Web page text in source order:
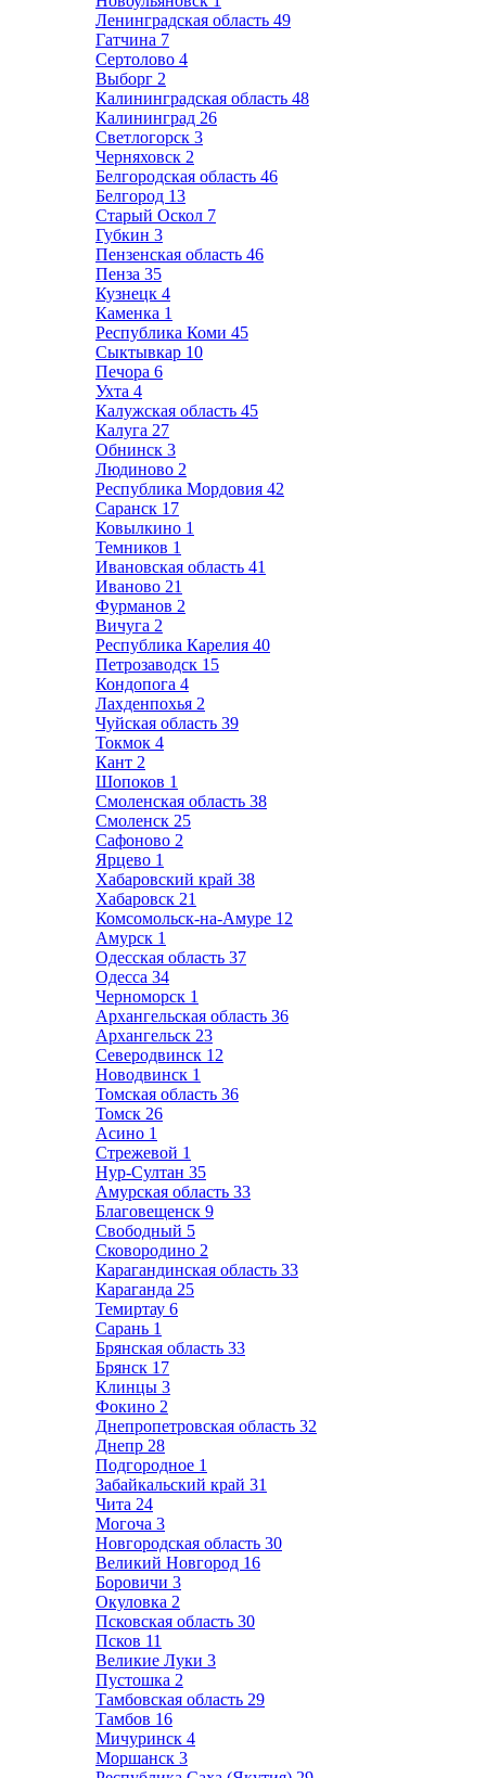
Ленинградская область 49
Гатчина 7
Сертолово 4
Выборг 2
Калининградская область 48
Калининград 26
Светлогорск 3
Черняховск 2
Белгородская область 46
Белгород 13
Старый Оскол 7
Губкин 3
Пензенская область 46
Пенза 35
Кузнецк 4
Каменка 1
Республика Коми 45
Сыктывкар 10
Печора 6
Ухта 4
Калужская область 45
Калуга 27
Обнинск 3
Людиново 2
Республика Мордовия 42
Саранск 17
Ковылкино 1
Темников 1
Ивановская область 41
Иваново 21
Фурманов 2
Вичуга 2
Республика Карелия 40
Петрозаводск 15
Кондопога 4
Лахденпохья 2
Чуйская область 39
Токмок 4
Кант 2
Шопоков 1
Смоленская область 38
Смоленск 25
Сафоново 2
Ярцево 1
Хабаровский край 38
Хабаровск 21
Комсомольск-на-Амуре 12
Амурск 1
Одесская область 37
Одесса 34
Черноморск 1
Архангельская область 36
Архангельск 23
Северодвинск 12
Новодвинск 1
Томская область 36
Томск 26
Асино 1
Стрежевой 1
Нур-Султан 35
Амурская область 33
Благовещенск 9
Свободный 5
Сковородино 2
Карагандинская область 33
Караганда 25
Темиртау 6
Сарань 1
Брянская область 33
Брянск 17
Клинцы 3
Фокино 2
Днепропетровская область 32
Днепр 28
Подгородное 1
Забайкальский край 31
Чита 24
Могоча 3
Новгородская область 30
Великий Новгород 16
Боровичи 3
Окуловка 2
Псковская область 30
Псков 11
Великие Луки 3
Пустошка 2
Тамбовская область 29
Тамбов 16
Мичуринск 4
Моршанск 3